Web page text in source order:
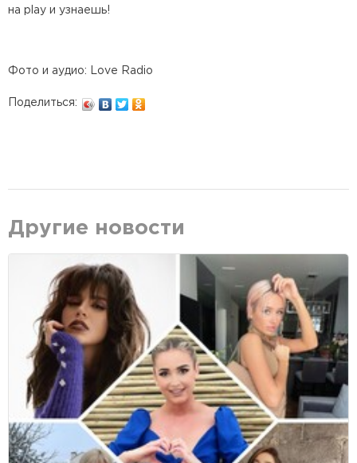
на play и узнаешь!
Фото и аудио: Love Radio
Поделиться:
Другие новости